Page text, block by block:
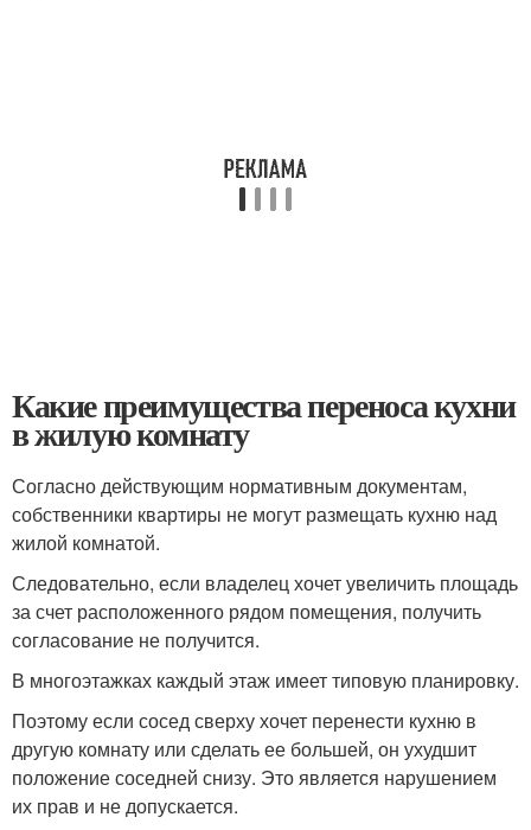
Какие преимущества переноса кухни
в жилую комнату
Согласно действующим нормативным документам,
собственники квартиры не могут размещать кухню над
жилой комнатой.
Следовательно, если владелец хочет увеличить площадь
за счет расположенного рядом помещения, получить
согласование не получится.
В многоэтажках каждый этаж имеет типовую планировку.
Поэтому если сосед сверху хочет перенести кухню в
другую комнату или сделать ее большей, он ухудшит
положение соседней снизу. Это является нарушением
их прав и не допускается.